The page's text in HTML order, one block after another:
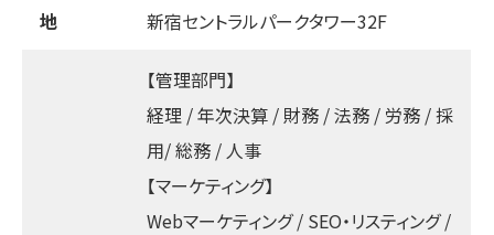
地
新宿セントラルパークタワー32F
【管理部門】
経理 / 年次決算 / 財務 / 法務 / 労務 / 採
用/ 総務 / 人事
【マーケティング】
Webマーケティング / SEO・リスティング /